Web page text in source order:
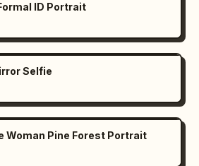
ID Portrait
Selfie
Woman Pine Forest Portrait